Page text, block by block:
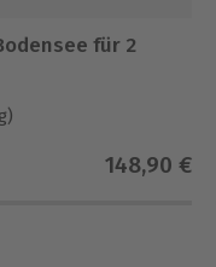
für 2
148,90 €